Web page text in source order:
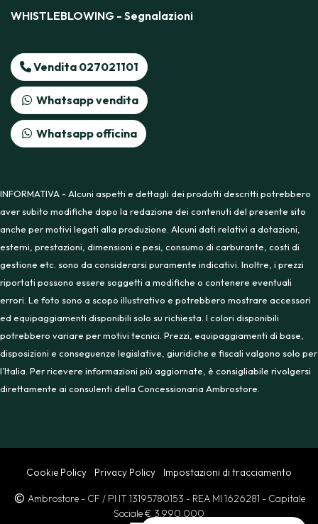
WHISTLEBLOWING - Segnalazioni
Vendita 027021101
Whatsapp vendita
Whatsapp officina
INFORMATIVA - Alcuni aspetti e dettagli dei prodotti descritti potrebbero
aver subito modifiche dopo la redazione dei contenuti del presente sito
anche per motivi legati alla produzione. Alcuni dati relativi a dotazioni,
esterni, prestazioni, dimensioni e pesi, consumo di carburante, costi di
gestione etc. sono da considerarsi puramente indicativi. Inoltre, i prezzi
riportati possono essere soggetti a modifiche o contenere eventuali
errori. Le foto sono a scopo illustrativo e potrebbero mostrare accessori
ed equipaggiamenti disponibili solo su richiesta. I colori disponibili
potrebbero variare per motivi tecnici. Prezzi, equipaggiamenti di base,
disposizioni e conseguenze legislative, giuridiche e fiscali valgono solo per
l’Italia. Per ricevere informazioni più aggiornate, è consigliabile rivolgersi
direttamente ai consulenti della Concessionaria Ambrostore.
Cookie Policy Privacy Policy Impostazioni di tracciamento
Ambrostore - CF / PI IT 13195780153 - REA MI 1626281 - Capitale
Sociale € 3.990.000